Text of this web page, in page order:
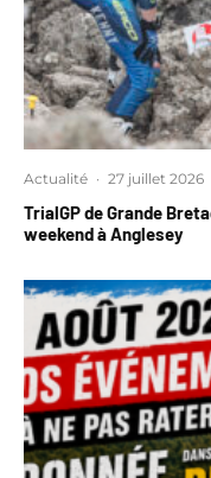
Actualité · 27 juillet 2026
TrialGP de Grande
weekend à Anglesey